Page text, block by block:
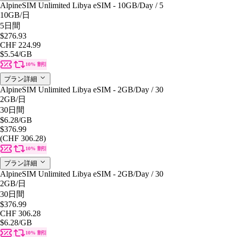
AlpineSIM Unlimited Libya eSIM - 10GB/Day / 5
10GB/日
5日間
$276.93
CHF 224.99
$5.54/GB
10% 割引
プラン詳細
AlpineSIM Unlimited Libya eSIM - 2GB/Day / 30
2GB/日
30日間
$6.28/GB
$376.99
(CHF 306.28)
10% 割引
プラン詳細
AlpineSIM Unlimited Libya eSIM - 2GB/Day / 30
2GB/日
30日間
$376.99
CHF 306.28
$6.28/GB
10% 割引